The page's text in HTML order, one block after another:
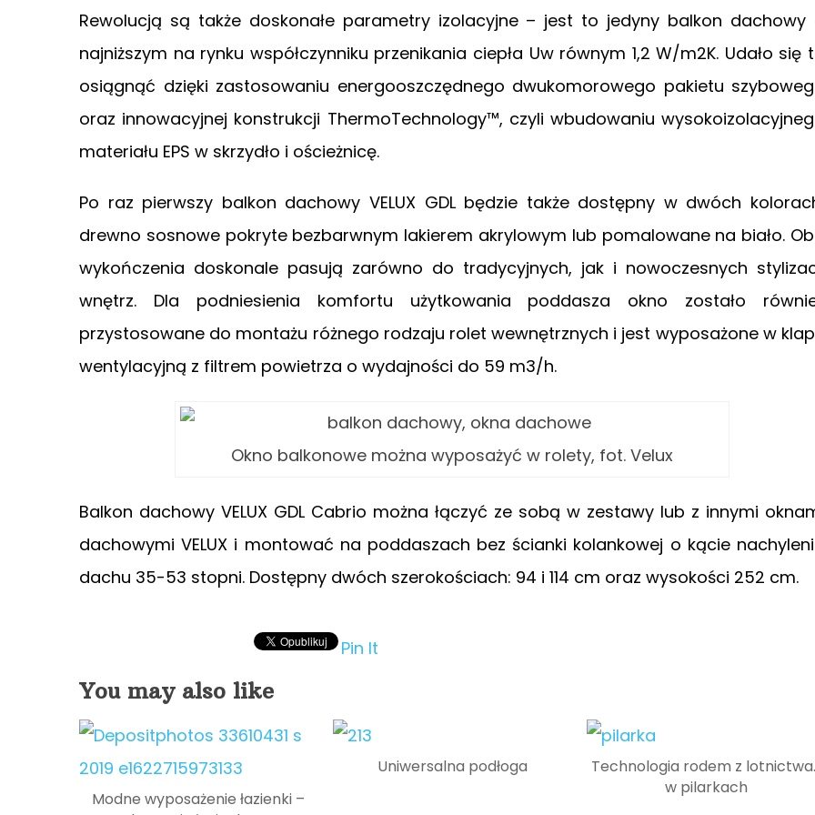
Rewolucją są także doskonałe parametry izolacyjne – jest to jedyny balkon dachowy
najniższym na rynku współczynniku przenikania ciepła Uw równym 1,2 W/m2K. Udało się
osiągnąć dzięki zastosowaniu energooszczędnego dwukomorowego pakietu
oraz innowacyjnej konstrukcji ThermoTechnology™, czyli wbudowaniu
materiału EPS w skrzydło i ościeżnicę.
Po raz pierwszy balkon dachowy VELUX GDL będzie także dostępny w dwóch
drewno sosnowe pokryte bezbarwnym lakierem akrylowym lub pomalowane na biało.
wykończenia doskonale pasują zarówno do tradycyjnych, jak i nowoczesnych
wnętrz. Dla podniesienia komfortu użytkowania poddasza okno zostało
przystosowane do montażu różnego rodzaju rolet wewnętrznych i jest wyposażone w
wentylacyjną z filtrem powietrza o wydajności do 59 m3/h.
Okno balkonowe można wyposażyć w rolety, fot. Velux
Balkon dachowy VELUX GDL Cabrio można łączyć ze sobą w zestawy lub z innymi
dachowymi VELUX i montować na poddaszach bez ścianki kolankowej o kącie
dachu 35-53 stopni. Dostępny dwóch szerokościach: 94 i 114 cm oraz wysokości 252 cm.
Pin It
You may also like
Modne wyposażenie łazienki –
Uniwersalna podłoga
Technologia rodem z
w pilarkach